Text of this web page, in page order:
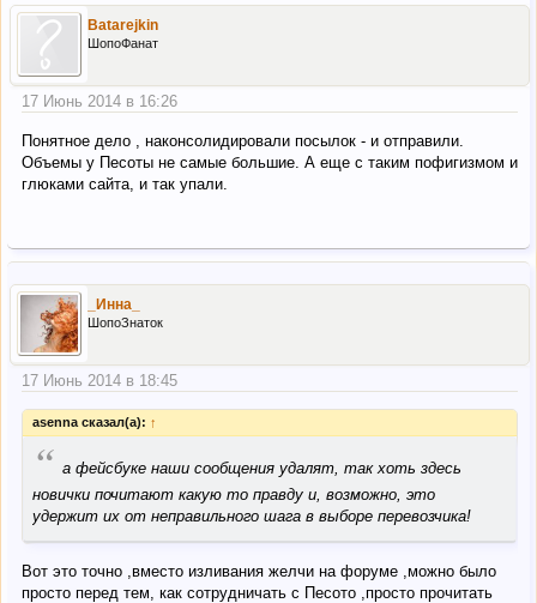
Batarejkin
ШопоФанат
17 Июнь 2014 в 16:26
Понятное дело , наконсолидировали посылок - и отправили.
Объемы у Песоты не самые большие. А еще с таким пофигизмом и
глюками сайта, и так упали.
_Инна_
ШопоЗнаток
17 Июнь 2014 в 18:45
asenna сказал(а): ↑
“ а фейсбуке наши сообщения удалят, так хоть здесь
новички почитают какую то правду и, возможно, это
удержит их от неправильного шага в выборе перевозчика!
Вот это точно ,вместо изливания желчи на форуме ,можно было
просто перед тем, как сотрудничать с Песото ,просто прочитать